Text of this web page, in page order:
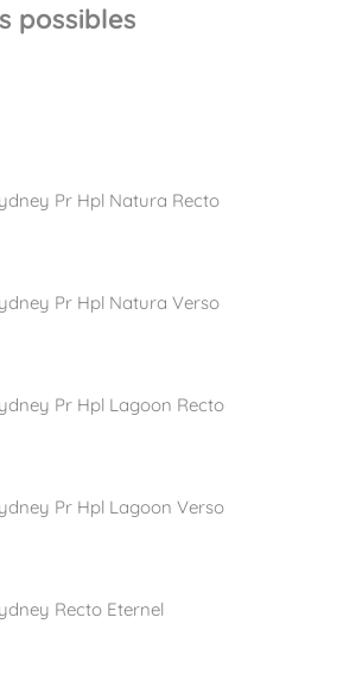
possibles
Pr Hpl Natura Recto
Pr Hpl Natura Verso
Pr Hpl Lagoon Recto
Pr Hpl Lagoon Verso
Recto Eternel